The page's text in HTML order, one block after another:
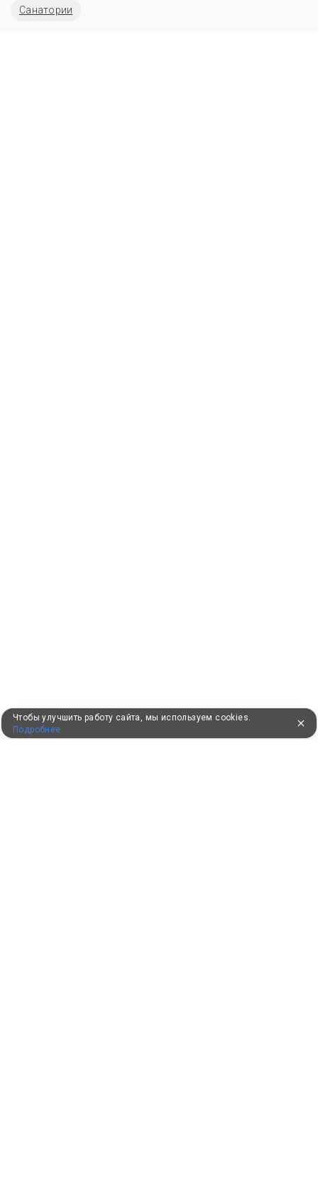
Санатории
Чтобы улучшить работу сайта, мы используем cookies.
Подробнее